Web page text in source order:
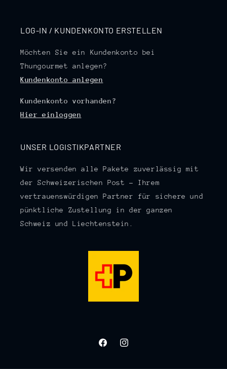
LOG-IN / KUNDENKONTO ERSTELLEN
Möchten Sie ein Kundenkonto bei
Thungourmet anlegen?
Kundenkonto anlegen
Kundenkonto vorhanden?
Hier einloggen
UNSER LOGISTIKPARTNER
Wir versenden alle Pakete zuverlässig mit
der Schweizerischen Post – Ihrem
vertrauenswürdigen Partner für sichere und
pünktliche Zustellung in der ganzen
Schweiz und Liechtenstein.
FacebookInstagram